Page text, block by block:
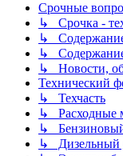
Срочные
↳ Срочка -
↳ Содержание
↳ Содержание
↳ Новости,
Технический
↳ Техчасть
↳ Расходные
↳ Бензиновый
↳ Дизельный